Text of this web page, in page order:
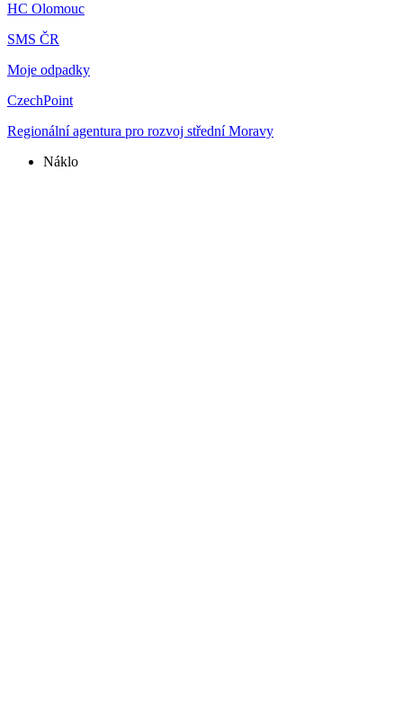
HC Olomouc
SMS ČR
Moje odpadky
CzechPoint
Regionální agentura pro rozvoj střední Moravy
Náklo